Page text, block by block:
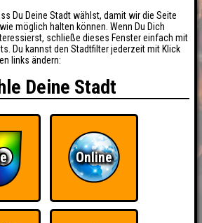
Du Deine Stadt wählst, damit wir die Seite
möglich halten können. Wenn Du Dich
schließe dieses Fenster einfach mit
Du kannst den Stadtfilter jederzeit mit Klick
links ändern:
Deine Stadt
Online